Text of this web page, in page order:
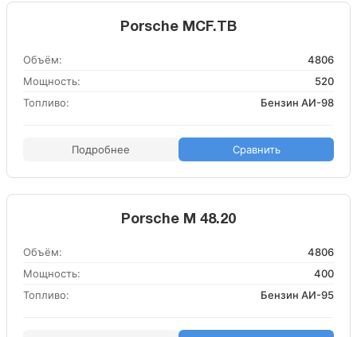
Porsche MCF.TB
Объём:
4806
Мощность:
520
Топливо:
Бензин АИ-98
Подробнее Сравнить
Porsche M 48.20
Объём:
4806
Мощность:
400
Топливо:
Бензин АИ-95